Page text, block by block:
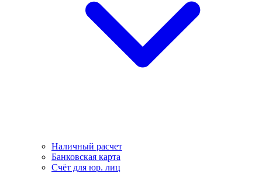
Наличный расчет
Банковская карта
Счёт для юр. лиц